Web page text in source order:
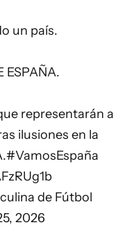
un país.
ESPAÑA.
representarán a
ilusiones en la
.#VamosEspaña
de Fútbol
2026